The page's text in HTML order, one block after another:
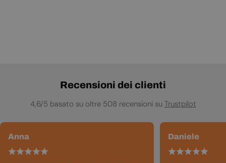
Recensioni dei clienti
4,6/5 basato su oltre 508 recensioni su Trustpilot
Anna Daniele